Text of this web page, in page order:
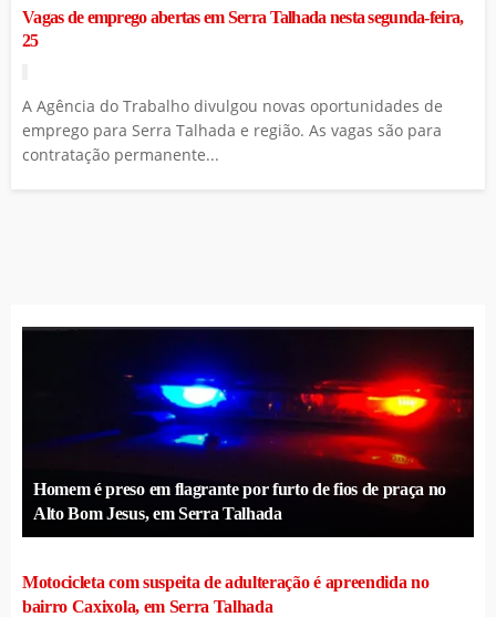
Vagas de emprego abertas em Serra Talhada nesta segunda-feira,
25
A Agência do Trabalho divulgou novas oportunidades de
emprego para Serra Talhada e região. As vagas são para
contratação permanente...
Homem é preso em flagrante por furto de fios de praça no
Alto Bom Jesus, em Serra Talhada
Motocicleta com suspeita de adulteração é apreendida no
bairro Caxixola, em Serra Talhada